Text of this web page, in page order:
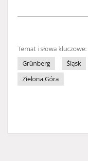
Temat i słowa kluczowe:
Grünberg
Śląsk
Zielona Góra